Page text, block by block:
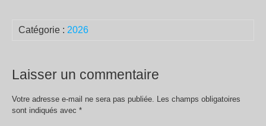
Catégorie : 2026
Laisser un commentaire
Votre adresse e-mail ne sera pas publiée. Les champs obligatoires
sont indiqués avec *